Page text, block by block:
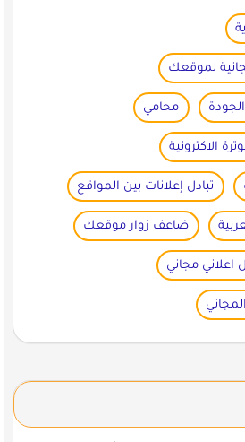
لموقعك
محامي
الاكترونية
تبادل إعلانات بين المواقع
ضاعف زوار موقعك
اعلاني مجاني